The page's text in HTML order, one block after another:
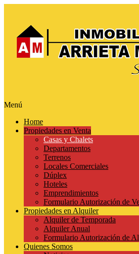
Menú
Home
Propiedades en Venta
Casas y Chalets
Departamentos
Terrenos
Locales Comerciales
Dúplex
Hoteles
Emprendimientos
Formulario Autorización de
Propiedades en Alquiler
Alquiler de Temporada
Alquiler Anual
Formulario Autorización de
Quienes Somos